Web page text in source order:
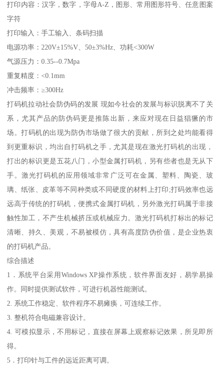
打印内容：汉字，数字，字母A-Z，图形、常用图形符号、任意图案
字符
打印输入：手工输入、条码扫描
电源功率：220V±15%V、50±3%Hz、功耗<300W
气源压力：0.35--0.7Mpa
重复精度：<0.1mm
冲击频率：≥300Hz
打码机拉动社会防伪码的发展 现如今社会的发展与标识脱离不了关
系，尤其产品的防伪码更是推陈出新，来应对现在日益猖獗的市
场。打码机的出现为防伪市场做了很大的贡献，所到之处均能看得
到更重标识，均出自打码机之手，尤其是现在激光打码机的出现，
打出的标识更是五花八门，小型金属打码机，另有些者也是无从下
手。激光打码机的应用领域非常广泛可在金属、塑料、陶瓷、玻
璃、纸张、皮革等不同种类或不同硬度的材料上打印;打码效率也远
远高于传统的打码机，便携式金属打码机，另外激光打码属于非接
触性加工，不产生机械挤压或机械应力。激光打码机打标出的标记
清晰、持久、美观，不易被模仿，具有高度防伪价值，是企业热衷
的打码机产品。
综合描述
1．系统平台采用Windows XP操作系统，软件界面友好，易学易操
作。同时提供测试软件，可进行机器性能测试。
2. 系统工作稳定、软件程序不易瘫痪，可连续工作。
3. 整机符合电磁兼容设计。
4. 可模拟显示，不用标记，直接在屏幕上观察标记效果，所见即所
得。
5．打印针与工件的远近距离可调。